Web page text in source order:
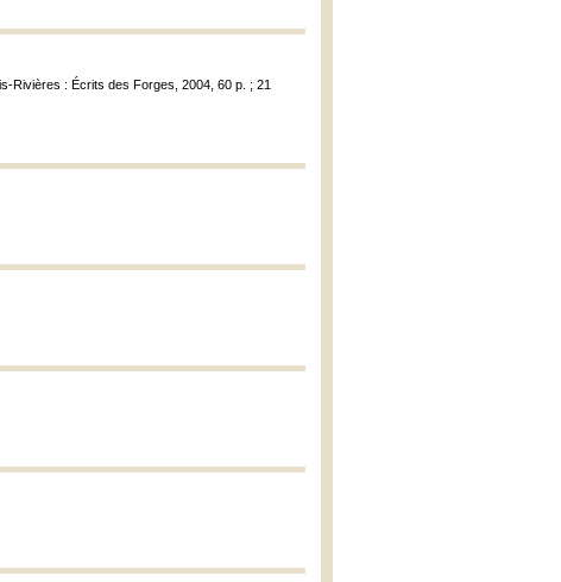
Rivières : Écrits des Forges, 2004, 60 p. ; 21